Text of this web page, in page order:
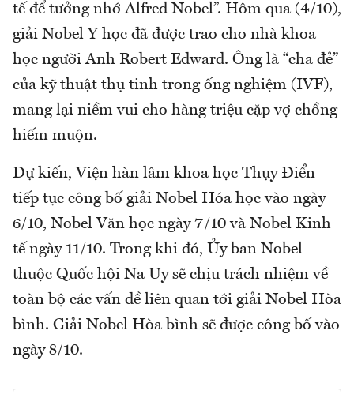
tế để tưởng nhớ Alfred Nobel”. Hôm qua (4/10),
giải Nobel Y học đã được trao cho nhà khoa
học người Anh Robert Edward. Ông là “cha đẻ”
của kỹ thuật thụ tinh trong ống nghiệm (IVF),
mang lại niềm vui cho hàng triệu cặp vợ chồng
hiếm muộn.
Dự kiến, Viện hàn lâm khoa học Thụy Điển
tiếp tục công bố giải Nobel Hóa học vào ngày
6/10, Nobel Văn học ngày 7/10 và Nobel Kinh
tế ngày 11/10. Trong khi đó, Ủy ban Nobel
thuộc Quốc hội Na Uy sẽ chịu trách nhiệm về
toàn bộ các vấn đề liên quan tới giải Nobel Hòa
bình. Giải Nobel Hòa bình sẽ được công bố vào
ngày 8/10.